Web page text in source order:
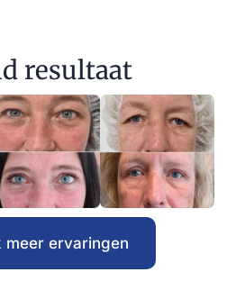
resultaat
meer ervaringen